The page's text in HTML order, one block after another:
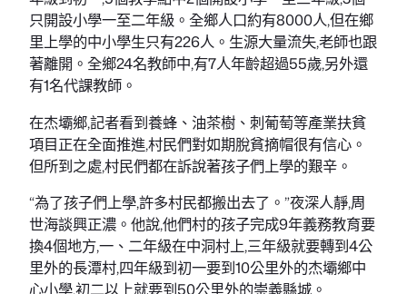
只開設小學一至二年級。全鄉人口約有8000人,但在鄉
里上學的中小學生只有226人。生源大量流失,老師也跟
著離開。全鄉24名教師中,有7人年齡超過55歲,另外還
有1名代課教師。
在杰壩鄉,記者看到養蜂、油茶樹、刺葡萄等產業扶貧
項目正在全面推進,村民們對如期脫貧摘帽很有信心。
但所到之處,村民們都在訴說著孩子們上學的艱辛。
“為了孩子們上學,許多村民都搬出去了。”夜深人靜,周
世海談興正濃。他說,他們村的孩子完成9年義務教育要
換4個地方,一、二年級在中洞村上,三年級就要轉到4公
里外的長潭村,四年級到初一要到10公里外的杰壩鄉中
心小學,初二以上就要到50公里外的崇義縣城。